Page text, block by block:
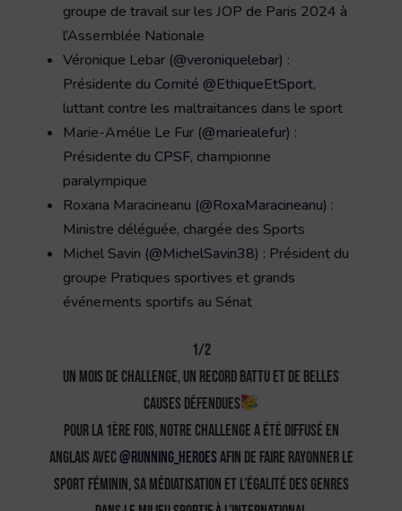
groupe de travail sur les JOP de Paris 2024 à
l’Assemblée Nationale
Véronique Lebar (@veroniquelebar) :
Présidente du Comité @EthiqueEtSport,
luttant contre les maltraitances dans le sport
Marie-Amélie Le Fur (@mariealefur) :
Présidente du CPSF, championne
paralympique
Roxana Maracineanu (@RoxaMaracineanu) :
Ministre déléguée, chargée des Sports
Michel Savin (@MichelSavin38) : Président du
groupe Pratiques sportives et grands
événements sportifs au Sénat
1/2
Un mois de challenge, un record battu et de belles
causes défendues
Pour la 1ère fois, notre challenge a été diffusé en
anglais avec@Running_Heroesafin de faire rayonner le
sport féminin, sa médiatisation et l’égalité des genres